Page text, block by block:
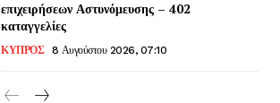
επιχειρήσεων Αστυνόμευσης – 402
καταγγελίες
ΚΥΠΡΟΣ 8 Αυγούστου 2026, 07:10